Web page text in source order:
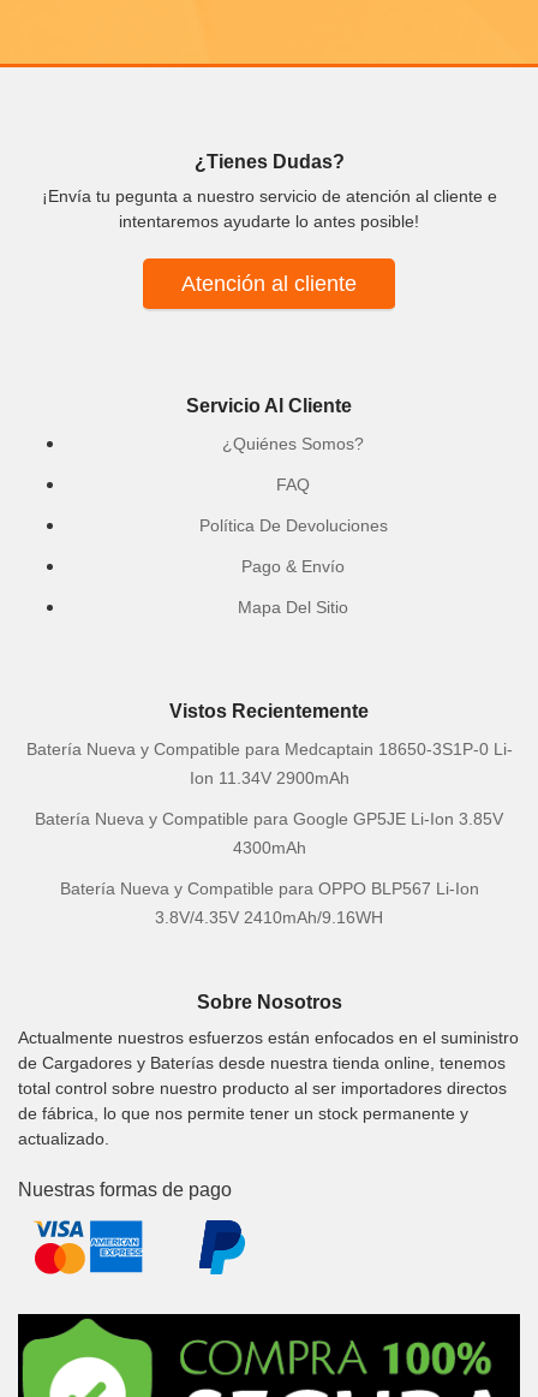
¿Tienes Dudas?
¡Envía tu pegunta a nuestro servicio de atención al cliente e
intentaremos ayudarte lo antes posible!
Atención al cliente
Servicio Al Cliente
¿Quiénes Somos?
FAQ
Política De Devoluciones
Pago & Envío
Mapa Del Sitio
Vistos Recientemente
Batería Nueva y Compatible para Medcaptain 18650-3S1P-0 Li-
Ion 11.34V 2900mAh
Batería Nueva y Compatible para Google GP5JE Li-Ion 3.85V
4300mAh
Batería Nueva y Compatible para OPPO BLP567 Li-Ion
3.8V/4.35V 2410mAh/9.16WH
Sobre Nosotros
Actualmente nuestros esfuerzos están enfocados en el suministro
de Cargadores y Baterías desde nuestra tienda online, tenemos
total control sobre nuestro producto al ser importadores directos
de fábrica, lo que nos permite tener un stock permanente y
actualizado.
Nuestras formas de pago